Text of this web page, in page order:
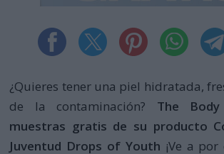
¿Quieres tener una piel hidratada,
de la contaminación? The
muestras gratis de su producto
Juventud Drops of Youth ¡Ve a